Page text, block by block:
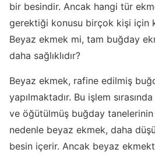
bir besindir. Ancak hangi tür
gerektiği konusu birçok kişi için
Beyaz ekmek mi, tam buğday
daha sağlıklıdır?
Beyaz ekmek, rafine edilmiş
yapılmaktadır. Bu işlem
ve öğütülmüş buğday tanelerinin
nedenle beyaz ekmek, daha
besin içerir. Ancak beyaz